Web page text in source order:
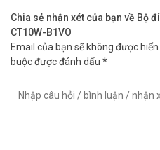
– Nguồn cấp: 5V DC, 1A, Micro
– Chất liệu vỏ: PC + ABS + TPU.
– Kích thước sản phẩm:
– Môi trường làm việc: -15℃-60℃
Đặt mua Online ngay sản
Chia sẻ nhận xét của bạn về Bộ
CT10W-B1VO
Email của bạn sẽ không được hiển
buộc được đánh dấu *